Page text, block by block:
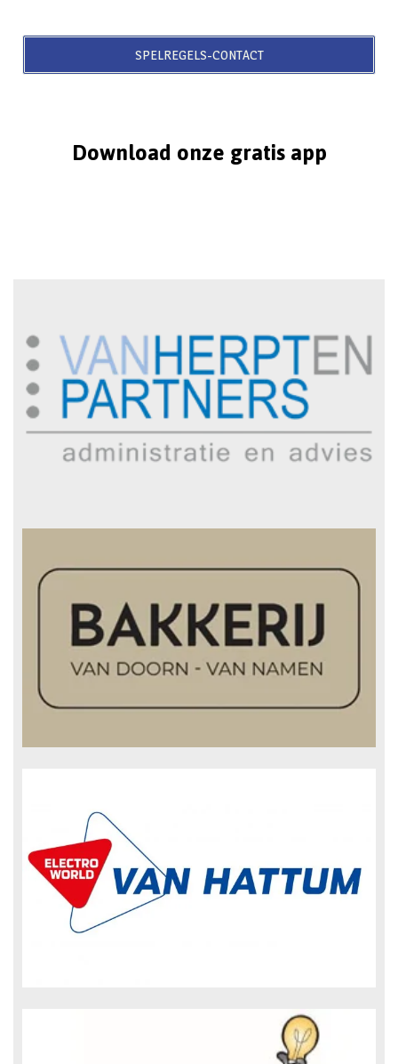
SPELREGELS-CONTACT
Download onze gratis app